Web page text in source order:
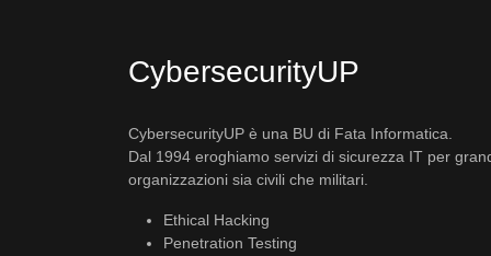
CybersecurityUP
CybersecurityUP è una BU di Fata Informatica.
Dal 1994 eroghiamo servizi di sicurezza IT per
organizzazioni sia civili che militari.
Ethical Hacking
Penetration Testing